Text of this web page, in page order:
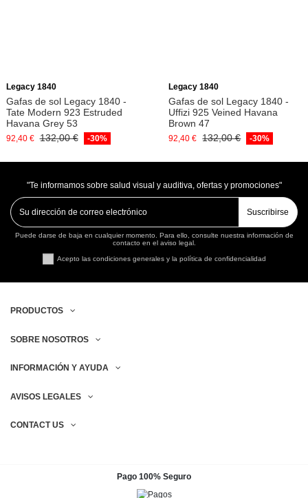
Legacy 1840
Gafas de sol Legacy 1840 -
Tate Modern 923 Estruded
Havana Grey 53
92,40 € 132,00 € -30%
Legacy 1840
Gafas de sol Legacy 1840 -
Uffizi 925 Veined Havana
Brown 47
92,40 € 132,00 € -30%
"Te informamos sobre salud visual y auditiva, ofertas y promociones"
Suscribirse
Puede darse de baja en cualquier momento. Para ello, consulte nuestra información de
contacto en el aviso legal.
Acepto las condiciones generales y la política de confidencialidad
PRODUCTOS
SOBRE NOSOTROS
INFORMACIÓN Y AYUDA
AVISOS LEGALES
CONTACT US
Pago 100% Seguro